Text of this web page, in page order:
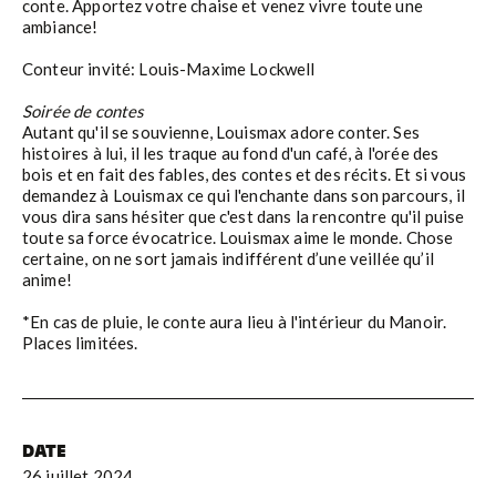
conte. Apportez votre chaise et venez vivre toute une
ambiance!
Conteur invité: Louis-Maxime Lockwell
Soirée de contes
Autant qu'il se souvienne, Louismax adore conter. Ses
histoires à lui, il les traque au fond d'un café, à l'orée des
bois et en fait des fables, des contes et des récits. Et si vous
demandez à Louismax ce qui l'enchante dans son parcours, il
vous dira sans hésiter que c'est dans la rencontre qu'il puise
toute sa force évocatrice. Louismax aime le monde. Chose
certaine, on ne sort jamais indifférent d’une veillée qu’il
anime!
*En cas de pluie, le conte aura lieu à l'intérieur du Manoir.
Places limitées.
DATE